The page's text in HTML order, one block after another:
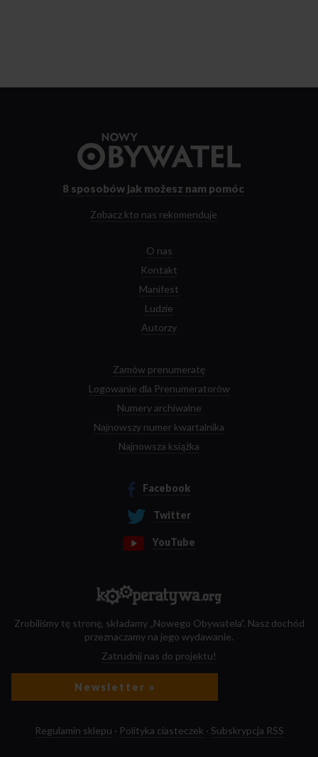
strony
8 sposobów jak możesz nam pomóc
Zobacz kto nas rekomenduje
O nas
Kontakt
Manifest
Ludzie
Autorzy
Zamów prenumeratę
Logowanie dla Prenumeratorów
Numery archiwalne
Najnowszy numer kwartalnika
Najnowsza książka
Facebook
Twitter
YouTube
Zrobiliśmy tę stronę, składamy „Nowego Obywatela”. Nasz dochód
przeznaczamy na jego wydawanie.
Zatrudnij nas do projektu!
Newsletter »
Regulamin sklepu · Polityka ciasteczek · Subskrypcja RSS